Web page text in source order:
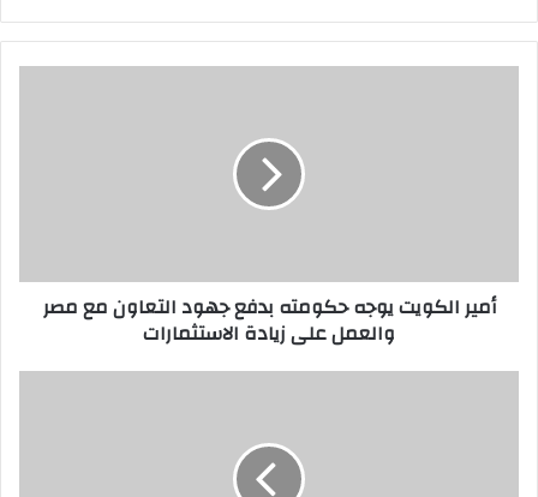
أمير الكويت يوجه حكومته بدفع جهود التعاون مع مصر
والعمل على زيادة الاستثمارات